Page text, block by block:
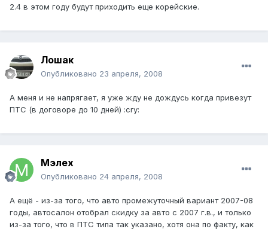
2.4 в этом году будут приходить еще корейские.
Лошак
Опубликовано 23 апреля, 2008
А меня и не напрягает, я уже жду не дождусь когда привезут
ПТС (в договоре до 10 дней) :cry:
Мэлех
Опубликовано 24 апреля, 2008
А ещё - из-за того, что авто промежуточный вариант 2007-08
годы, автосалон отобрал скидку за авто с 2007 г.в., и только
из-за того, что в ПТС типа так указано, хотя она по факту, как